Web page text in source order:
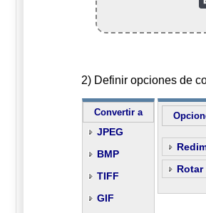
2) Definir opciones de
Convertir a
JPEG
BMP
TIFF
GIF
Rotar